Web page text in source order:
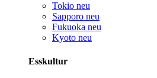
Tokio neu
Sapporo neu
Fukuoka neu
Kyoto neu
Esskultur